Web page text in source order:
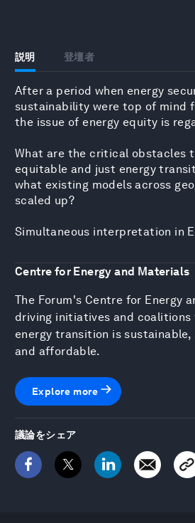
説明 登壇者
After a period when energy
sustainability were top of mind
the issue of energy equity is
What are the critical obstacles
equitable and just energy
what existing models across
scaled up?
Simultaneous interpretation in
Centre for Energy and Materials
The Forum's Centre for Energy
driving initiatives and coalitions
energy transition is sustainable,
and affordable.
Explore more
議論をシェア